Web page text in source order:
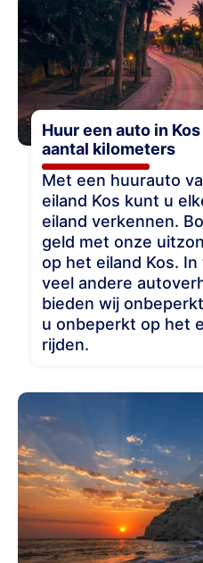
Huur een auto in
aantal kilometers
Met een huurauto
eiland Kos kunt u
eiland verkennen.
geld met onze
op het eiland Kos.
veel andere
bieden wij
u onbeperkt op het
rijden.